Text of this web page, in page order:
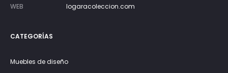
WEB
logaracoleccion.com
CATEGORÍAS
Muebles de diseño